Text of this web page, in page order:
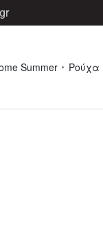
Summer Ρούχα